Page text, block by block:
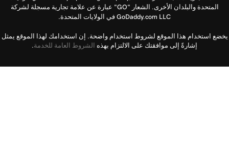
المتحدة والبلدان الأخرى. الشعار "GO" عبارة عن علامة تجارية مسجلة لشركة
GoDaddy.com LLC في الولايات المتحدة.
يخضع استخدام هذا الموقع لشروط استخدام واضحة. إن استخدامك لهذا الموقع يمثل
إشارةً إلى موافقتك على الالتزام بهذه الشروط العامة للخدمة.